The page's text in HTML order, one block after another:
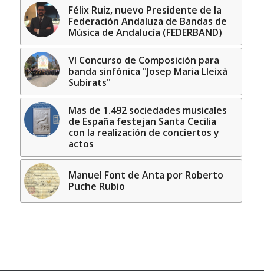
Félix Ruiz, nuevo Presidente de la
Federación Andaluza de Bandas de
Música de Andalucía (FEDERBAND)
VI Concurso de Composición para
banda sinfónica "Josep Maria Lleixà
Subirats"
Mas de 1.492 sociedades musicales
de España festejan Santa Cecilia
con la realización de conciertos y
actos
Manuel Font de Anta por Roberto
Puche Rubio